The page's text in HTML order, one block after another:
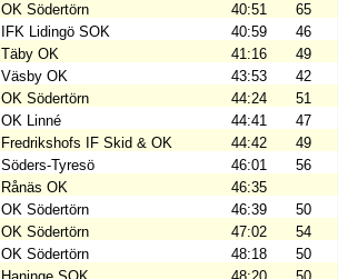
OK Södertörn 40:51
65
IFK Lidingö SOK 40:59
46
Täby OK 41:16
49
Väsby OK 43:53
42
OK Södertörn 44:24
51
OK Linné 44:41
47
Fredrikshofs IF Skid & OK 44:42
49
Söders-Tyresö 46:01
56
Rånäs OK
46:35
OK Södertörn 46:39
50
OK Södertörn 47:02
54
OK Södertörn 48:18
50